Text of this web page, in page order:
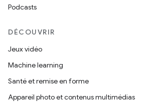
Podcasts
DÉCOUVRIR
Jeux vidéo
Machine learning
Santé et remise en forme
Appareil photo et contenus multimédias